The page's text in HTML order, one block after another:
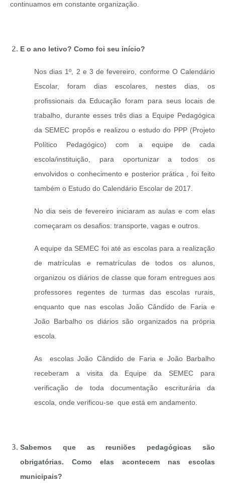
continuamos em constante organização.
E o ano letivo? Como foi seu início?
Nos dias 1º, 2 e 3 de fevereiro, conforme O Calendário
Escolar, foram dias escolares, nestes dias, os
profissionais da Educação foram para seus locais de
trabalho, durante esses três dias a Equipe Pedagógica
da SEMEC propôs e realizou o estudo do PPP (Projeto
Político Pedagógico) com a equipe de cada
escola/instituição, para oportunizar a todos os
envolvidos o conhecimento e posterior prática , foi feito
também o Estudo do Calendário Escolar de 2017.
No dia seis de fevereiro iniciaram as aulas e com elas
começaram os desafios: transporte, vagas e outros.
A equipe da SEMEC foi até as escolas para a realização
de matrículas e rematrículas de todos os alunos,
organizou os diários de classe que foram entregues aos
professores regentes de turmas das escolas rurais,
enquanto que nas escolas João Cândido de Faria e
João Barbalho os diários são organizados na própria
escola.
As escolas João Cândido de Faria e João Barbalho
receberam a visita da Equipe da SEMEC para
verificação de toda documentação escriturária da
escola, onde verificou-se que está em andamento.
Sabemos que as reuniões pedagógicas são
obrigatórias. Como elas acontecem nas escolas
municipais?